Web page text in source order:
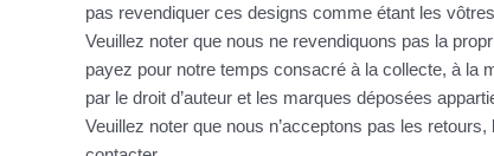
pas revendiquer ces designs comme étant les
Veuillez noter que nous ne revendiquons pas la
payez pour notre temps consacré à la collecte, à la
par le droit d’auteur et les marques déposées
Veuillez noter que nous n’acceptons pas les